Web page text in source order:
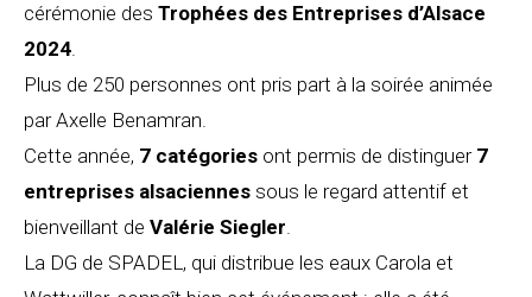
cérémonie des Trophées des Entreprises d’Alsace
2024.
Plus de 250 personnes ont pris part à la soirée animée
par Axelle Benamran.
Cette année, 7 catégories ont permis de distinguer 7
entreprises alsaciennes sous le regard attentif et
bienveillant de Valérie Siegler.
La DG de SPADEL, qui distribue les eaux Carola et